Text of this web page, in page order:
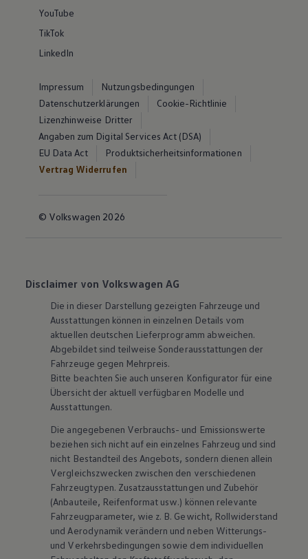
YouTube
TikTok
LinkedIn
Impressum
Nutzungsbedingungen
Datenschutzerklärungen
Cookie-Richtlinie
Lizenzhinweise Dritter
Angaben zum Digital Services Act (DSA)
EU Data Act
Produktsicherheitsinformationen
Vertrag Widerrufen
© Volkswagen 2026
Disclaimer von Volkswagen AG
Die in dieser Darstellung gezeigten Fahrzeuge und
Ausstattungen können in einzelnen Details vom
aktuellen deutschen Lieferprogramm abweichen.
Abgebildet sind teilweise Sonderausstattungen der
Fahrzeuge gegen Mehrpreis.
Bitte beachten Sie auch unseren Konfigurator für eine
Übersicht der aktuell verfügbaren Modelle und
Ausstattungen.
Die angegebenen Verbrauchs- und Emissionswerte
beziehen sich nicht auf ein einzelnes Fahrzeug und sind
nicht Bestandteil des Angebots, sondern dienen allein
Vergleichszwecken zwischen den verschiedenen
Fahrzeugtypen. Zusatzausstattungen und Zubehör
(Anbauteile, Reifenformat usw.) können relevante
Fahrzeugparameter, wie z. B. Gewicht, Rollwiderstand
und Aerodynamik verändern und neben Witterungs-
und Verkehrsbedingungen sowie dem individuellen